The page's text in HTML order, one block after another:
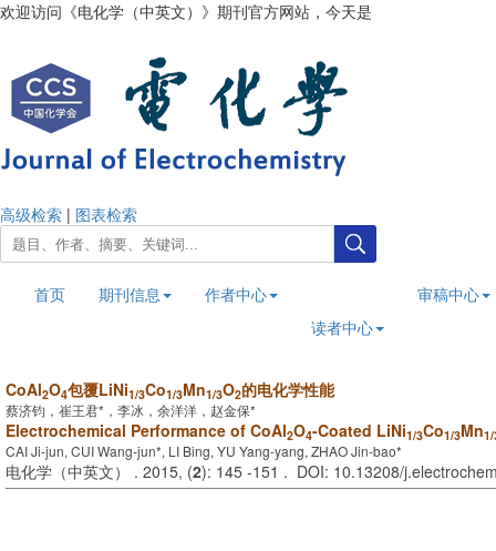
欢迎访问《电化学（中英文）》期刊官方网站，今天是
高级检索 | 图表检索
首页 期刊信息
作者中心
读者中心
审稿中心
CoAl2O4包覆LiNi1/3Co1/3Mn1/3O2的电化学性能
蔡济钧，崔王君*，李冰，余洋洋，赵金保*
Electrochemical Performance of CoAl2O4-Coated LiNi1/3Co1/3Mn
CAI Ji-jun, CUI Wang-jun*, LI Bing, YU Yang-yang, ZHAO Jin-bao*
电化学（中英文） . 2015, (2): 145 -151 . DOI: 10.13208/